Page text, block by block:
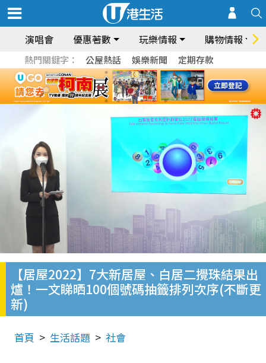
演唱會 優惠著數 玩樂情報 購物情報
熱門關鍵字： 公屋熱話 娛樂新聞 定期存款
【居屋2022】7大新居屋、白居二攪珠結果出
爐！一文睇晒100個號碼抽籤排列次序(不斷更
新)
首頁 生活話題 社會